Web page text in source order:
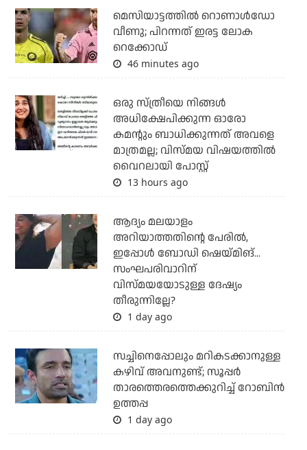
മെസിയാട്ടത്തില്‍ റൊണാള്‍ഡോ
വീണു; പിറന്നത് ഇരട്ട ലോക
റെക്കോഡ്
46 minutes ago
ഒരു സ്ത്രീയെ നിങ്ങള്‍
അധിക്ഷേപിക്കുന്ന ഓരോ
കമന്റും ബാധിക്കുന്നത് അവളെ
മാത്രമല്ല; വിസ്മയ വിഷയത്തില്‍
വൈറലായി പോസ്റ്റ്
13 hours ago
ആദ്യം മലയാളം
അറിയാത്തതിന്റെ പേരില്‍,
ഇപ്പോള്‍ ബോഡി ഷെയ്മിങ്...
സംഘപരിവാറിന്
വിസ്മയയോടുള്ള ദേഷ്യം
തീരുന്നില്ലേ?
1 day ago
സച്ചിനെപ്പോലും മറികടക്കാനുള്ള
കഴിവ് അവനുണ്ട്; സൂപ്പര്‍
താരത്തെരത്തെക്കുറിച്ച് റോബിന്‍
ഉത്തപ്പ
1 day ago